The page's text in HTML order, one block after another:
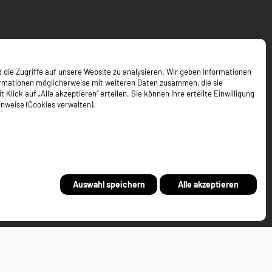
Zugriffe auf unsere Website zu analysieren. Wir geben Informationen
möglicherweise mit weiteren Daten zusammen, die sie
auf „Alle akzeptieren“ erteilen. Sie können Ihre erteilte Einwilligung
(Cookies verwalten).
Auswahl speichern Alle akzeptieren